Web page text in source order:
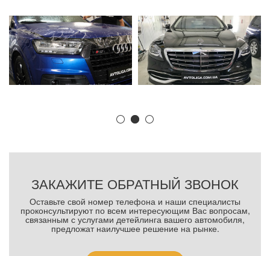
ЗАКАЖИТЕ ОБРАТНЫЙ ЗВОНОК
Оставьте свой номер телефона и наши специалисты
проконсультируют по всем интересующим Вас вопросам,
связанным с услугами детейлинга вашего автомобиля,
предложат наилучшее решение на рынке.